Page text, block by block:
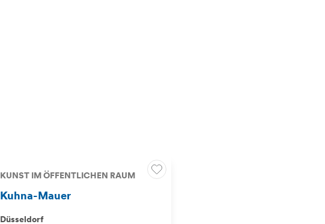
KUNST IM ÖFFENTLICHEN RAUM
Kuhna-Mauer
Düsseldorf